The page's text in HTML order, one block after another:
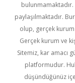
bulunmamaktadır.
paylaşılmaktadır.
olup, gerçek kurum
Gerçek kurum ve
Sitemiz, kar amacı
platformudur.
düşündüğünüz